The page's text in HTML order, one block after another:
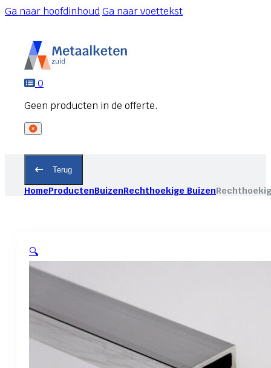
Ga naar hoofdinhoudGa naar voettekst
0
Terug
HomeProductenBuizenRechthoekige Buizen
🔍